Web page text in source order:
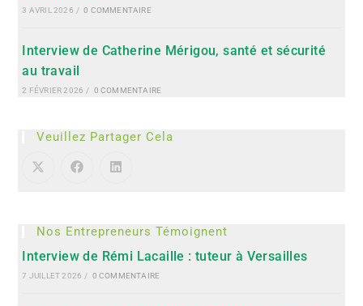
3 AVRIL 2026 / 0 COMMENTAIRE
Interview de Catherine Mérigou, santé et sécurité
au travail
2 FÉVRIER 2026 / 0 COMMENTAIRE
Veuillez Partager Cela
Nos Entrepreneurs Témoignent
Interview de Rémi Lacaille : tuteur à Versailles
7 JUILLET 2026 / 0 COMMENTAIRE